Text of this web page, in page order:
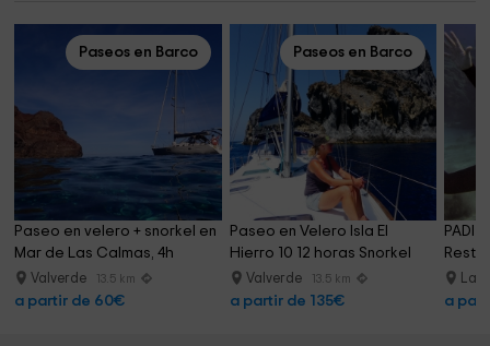
Paseos en Barco
Paseo en velero + snorkel en
Mar de Las Calmas, 4h
Valverde 13.5 km
a partir de 60€
Paseos en Barco
Paseo en Velero Isla El
Hierro 10 12 horas Snorkel
Valverde 13.5 km
a partir de 135€
PADI
La
a